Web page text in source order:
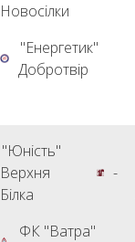
Новосілки
"Енергетик"
Добротвір
"Юність"
Верхня
Білка
-
ФК "Ватра"